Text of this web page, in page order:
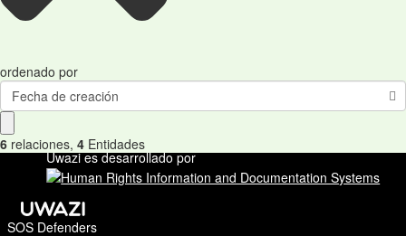
ordenado por
Fecha de creación
6 relaciones, 4 Entidades
Uwazi es desarrollado por
SOS Defenders